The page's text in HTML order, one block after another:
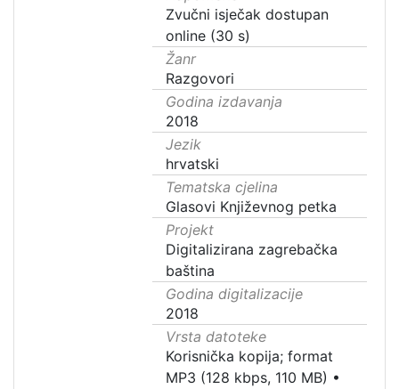
Zvučni isječak dostupan
online (30 s)
Žanr
Razgovori
Godina izdavanja
2018
Jezik
hrvatski
Tematska cjelina
Glasovi Književnog petka
Projekt
Digitalizirana zagrebačka
baština
Godina digitalizacije
2018
Vrsta datoteke
Korisnička kopija; format
MP3 (128 kbps, 110 MB) •